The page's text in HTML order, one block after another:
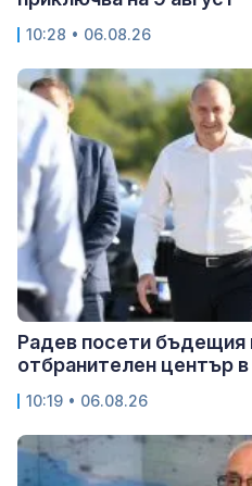
10:28 • 06.08.26
Радев посети бъдещия
отбранителен център
10:19 • 06.08.26